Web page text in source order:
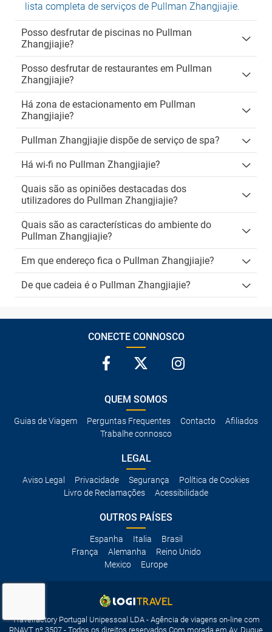
lista completa de serviços de Pullman Zhangjiajie.
Posso desfrutar de piscinas no Pullman
Zhangjiajie?
Posso desfrutar de restaurantes em Pullman
Zhangjiajie?
Há zona de estacionamento em Pullman
Zhangjiajie?
Pullman Zhangjiajie dispõe de serviço de spa?
Há wi-fi no Pullman Zhangjiajie?
Quais são as opiniões destacadas dos
utilizadores do Pullman Zhangjiajie?
Quais são as características do ambiente do
Pullman Zhangjiajie?
Em que endereço fica o Pullman Zhangjiajie?
De que cadeia é o Pullman Zhangjiajie?
CONECTE CONNOSCO
QUEM SOMOS
Guias de Viagem Perguntas Frequentes Contacto
Afiliados
Trabalhe connosco
LEGAL
Aviso Legal Privacidade Segurança
Política de Cookies
Livro de Reclamações
Acessibilidade
OUTROS PAÍSES
Espanha Italia
Brasil
França
Alemanha
Reino Unido
Mexico
Europe
Travelfactory Portugal Unipessoal LDA - Agência de viagens on-line com
RNAVT nº 3507 - Todos os direitos reservados Com morada em Av. Duque